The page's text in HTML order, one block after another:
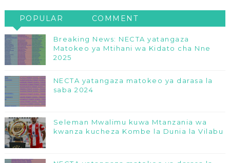
POPULAR COMMENT
Breaking News: NECTA yatangaza
Matokeo ya Mtihani wa Kidato cha Nne
2025
NECTA yatangaza matokeo ya darasa la
saba 2024
Seleman Mwalimu kuwa Mtanzania wa
kwanza kucheza Kombe la Dunia la Vilabu